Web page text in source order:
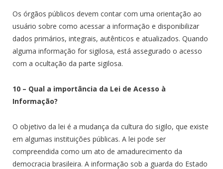
Os órgãos públicos devem contar com uma orientação ao
usuário sobre como acessar a informação e disponibilizar
dados primários, integrais, autênticos e atualizados. Quando
alguma informação for sigilosa, está assegurado o acesso
com a ocultação da parte sigilosa.
10 – Qual a importância da Lei de Acesso à
Informação?
O objetivo da lei é a mudança da cultura do sigilo, que existe
em algumas instituições públicas. A lei pode ser
compreendida como um ato de amadurecimento da
democracia brasileira. A informação sob a guarda do Estado